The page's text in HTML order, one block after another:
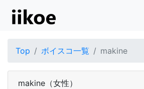
Top ボイスコ一覧 makine
makine （女性）